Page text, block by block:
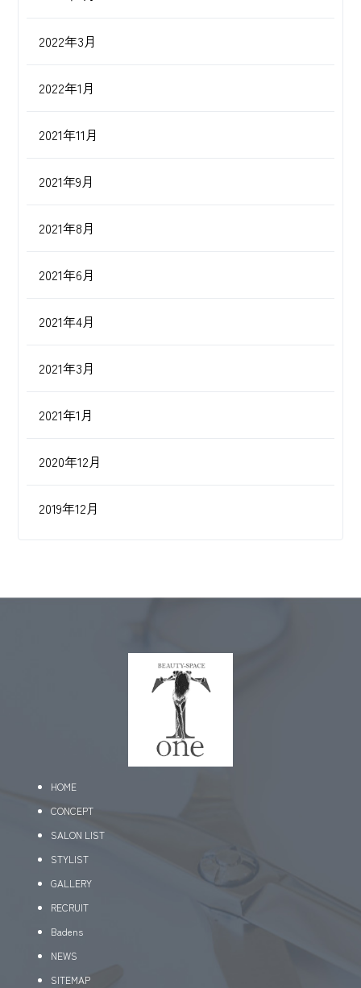
2022年3月
2022年1月
2021年11月
2021年9月
2021年8月
2021年6月
2021年4月
2021年3月
2021年1月
2020年12月
2019年12月
HOME
CONCEPT
SALON LIST
STYLIST
GALLERY
RECRUIT
Badens
NEWS
SITEMAP